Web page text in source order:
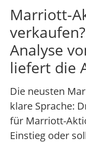
Marriott-
Analyse
liefert die
Die neusten
klare Sprache:
für Marriott-
Einstieg oder